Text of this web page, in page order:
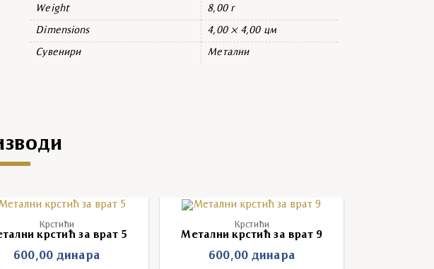
Weight 8,00 г
Dimensions 4,00 × 4,00 цм
Сувенири Метални
Крстићи
крстић за врат 5
600,00динара
Крстићи
Метални крстић за врат 9
600,00динара